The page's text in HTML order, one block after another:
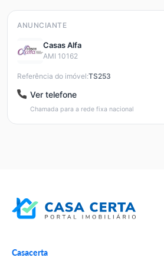
ANUNCIANTE
Casas Alfa
AMI 10162
Referência do imóvel:TS253
Ver telefone
Chamada para a rede fixa nacional
Casacerta